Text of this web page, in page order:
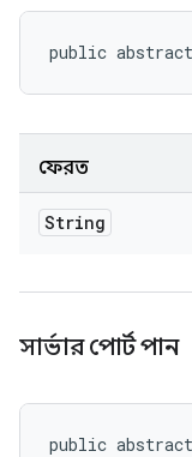
public
ফেরত
String
সার্ভার পোর্ট পান
public